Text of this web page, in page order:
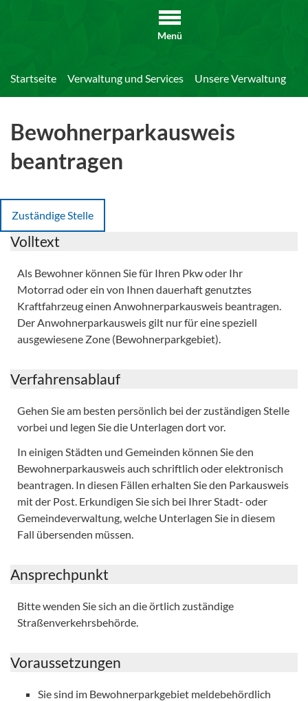
Menü
Startseite Verwaltung und Services Unsere Verwaltung
Bewohnerparkausweis
beantragen
Zuständige Stelle
Volltext
Als Bewohner können Sie für Ihren Pkw oder Ihr
Motorrad oder ein von Ihnen dauerhaft genutztes
Kraftfahrzeug einen Anwohnerparkausweis beantragen.
Der Anwohnerparkausweis gilt nur für eine speziell
ausgewiesene Zone (Bewohnerparkgebiet).
Verfahrensablauf
Gehen Sie am besten persönlich bei der zuständigen Stelle
vorbei und legen Sie die Unterlagen dort vor.
In einigen Städten und Gemeinden können Sie den
Bewohnerparkausweis auch schriftlich oder elektronisch
beantragen. In diesen Fällen erhalten Sie den Parkausweis
mit der Post. Erkundigen Sie sich bei Ihrer Stadt- oder
Gemeindeverwaltung, welche Unterlagen Sie in diesem
Fall übersenden müssen.
Ansprechpunkt
Bitte wenden Sie sich an die örtlich zuständige
Straßenverkehrsbehörde.
Voraussetzungen
Sie sind im Bewohnerparkgebiet meldebehördlich